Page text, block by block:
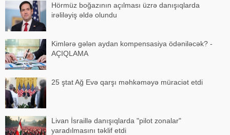
Hörmüz boğazının açılması üzrə danışıqlarda
irəliləyiş əldə olundu
Kimlərə gələn aydan kompensasiya ödəniləcək? -
AÇIQLAMA
25 ştat Ağ Evə qarşı məhkəməyə müraciət etdi
Livan İsraillə danışıqlarda "pilot zonalar"
yaradılmasını təklif etdi